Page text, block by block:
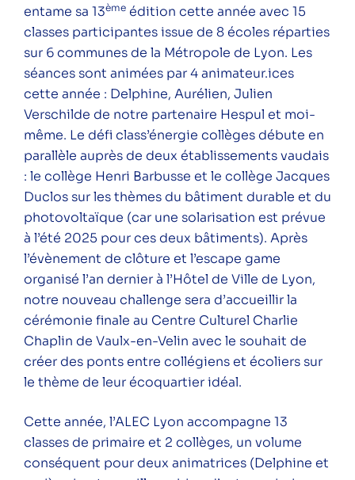
entame sa 13ème édition cette année avec 15
classes participantes issue de 8 écoles réparties
sur 6 communes de la Métropole de Lyon. Les
séances sont animées par 4 animateur.ices
cette année : Delphine, Aurélien, Julien
Verschilde de notre partenaire Hespul et moi-
même. Le défi class’énergie collèges débute en
parallèle auprès de deux établissements vaudais
: le collège Henri Barbusse et le collège Jacques
Duclos sur les thèmes du bâtiment durable et du
photovoltaïque (car une solarisation est prévue
à l’été 2025 pour ces deux bâtiments). Après
l’évènement de clôture et l’escape game
organisé l’an dernier à l’Hôtel de Ville de Lyon,
notre nouveau challenge sera d’accueillir la
cérémonie finale au Centre Culturel Charlie
Chaplin de Vaulx-en-Velin avec le souhait de
créer des ponts entre collégiens et écoliers sur
le thème de leur écoquartier idéal.
Cette année, l’ALEC Lyon accompagne 13
classes de primaire et 2 collèges, un volume
conséquent pour deux animatrices (Delphine et